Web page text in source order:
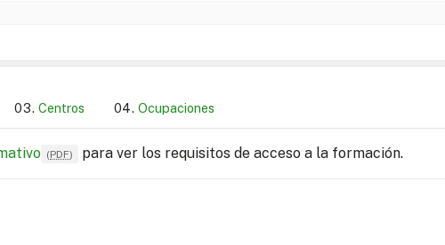
Centros Ocupaciones
(PDF) para ver los requisitos de acceso a la formación.